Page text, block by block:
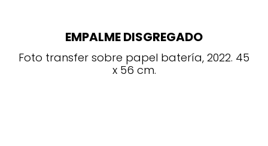
EMPALME DISGREGADO
Foto transfer sobre papel batería, 2022. 45
x 56 cm.